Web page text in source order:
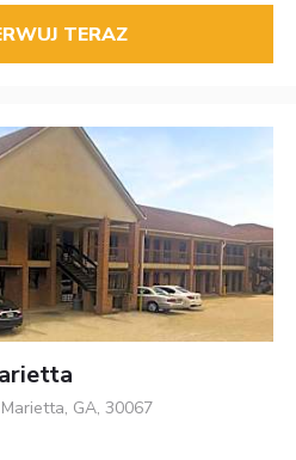
TERAZ
GA, 30067